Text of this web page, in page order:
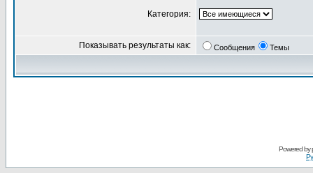
Категория:
Показывать результаты как: Сообщения Темы
Powered by